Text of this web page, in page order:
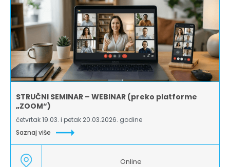
STRUČNI SEMINAR – WEBINAR (preko platforme
„ZOOM“)
četvrtak 19.03. i petak 20.03.2026. godine
Saznaj više
Online